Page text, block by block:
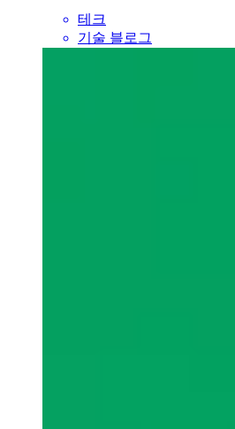
테크
기술 블로그